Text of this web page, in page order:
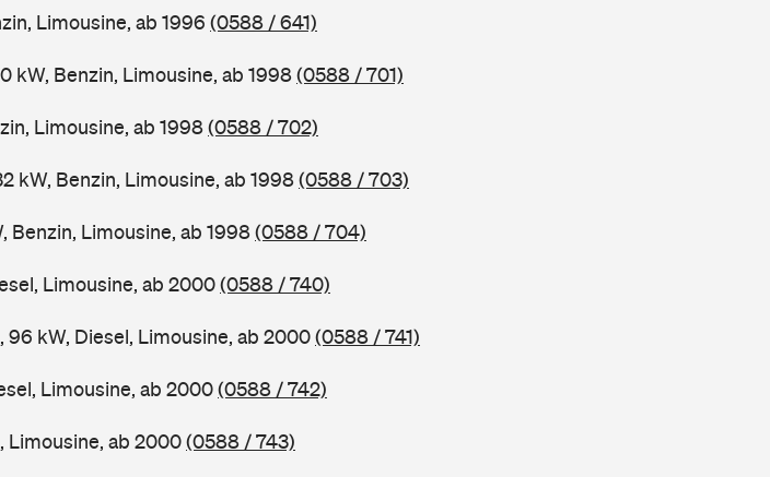
Limousine, ab 1996 (0588 / 641)
kW, Benzin, Limousine, ab 1998(0588 / 701)
Limousine, ab 1998(0588 / 702)
kW, Benzin, Limousine, ab 1998(0588 / 703)
Benzin, Limousine, ab 1998(0588 / 704)
Limousine, ab 2000(0588 / 740)
96 kW, Diesel, Limousine, ab 2000(0588 / 741)
Limousine, ab 2000(0588 / 742)
Limousine, ab 2000(0588 / 743)